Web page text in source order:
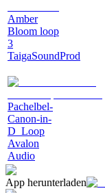
Amber
Bloom loop
3
TaigaSoundProd
Pachelbel-
Canon-in-
D_Loop
Avalon
Audio
App herunterladen